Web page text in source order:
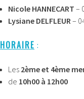
Nicole HANNECART –
Lysiane DELFLEUR–
HORAIRE :
Les 2ème et 4ème
de 10h00 à 12h00